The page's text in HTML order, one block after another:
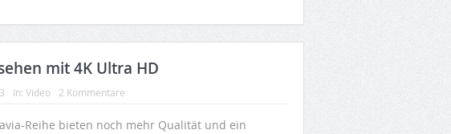
mit 4K Ultra HD
In: Video 2 Kommentare
Reihe bieten noch mehr Qualität und ein